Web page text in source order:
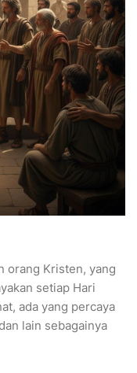
orang Kristen, yang
setiap Hari
ada yang percaya
lain sebagainya